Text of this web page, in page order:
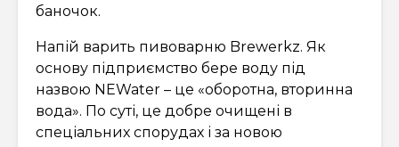
баночок.
Напій варить пивоварню Brewerkz. Як
основу підприємство бере воду під
назвою NEWater – це «оборотна, вторинна
вода». По суті, це добре очищені в
спеціальних спорудах і за новою